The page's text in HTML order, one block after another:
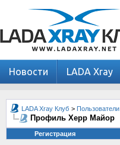
Новости LADA Xray
LADA Xray Клуб > Пользователи
Профиль Херр Майор
Регистрация